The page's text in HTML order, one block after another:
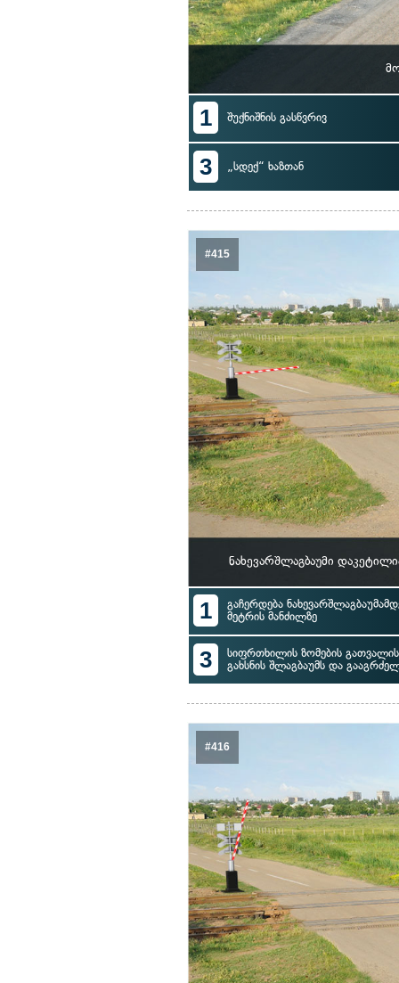
1 შუქნიშნის გასწვრივ
3 „სდექ“ ხაზთან
#415
ნახევარშლაგბაუმი
1
გაჩერდება
მეტრის მანძილზე
3
სიფრთხილის ზომების
გახსნის შლაგბაუმს და
#416